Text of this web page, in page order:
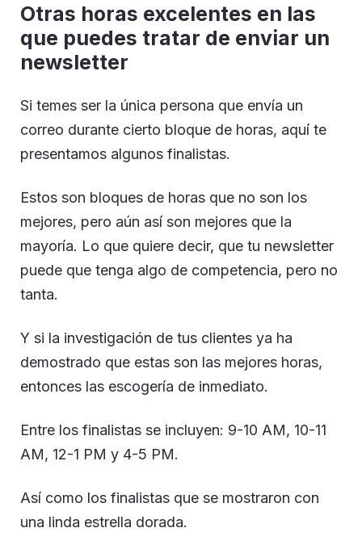
Otras horas excelentes en las
que puedes tratar de enviar un
newsletter
Si temes ser la única persona que envía un
correo durante cierto bloque de horas, aquí te
presentamos algunos finalistas.
Estos son bloques de horas que no son los
mejores, pero aún así son mejores que la
mayoría. Lo que quiere decir, que tu newsletter
puede que tenga algo de competencia, pero no
tanta.
Y si la investigación de tus clientes ya ha
demostrado que estas son las mejores horas,
entonces las escogería de inmediato.
Entre los finalistas se incluyen: 9-10 AM, 10-11
AM, 12-1 PM y 4-5 PM.
Así como los finalistas que se mostraron con
una linda estrella dorada.